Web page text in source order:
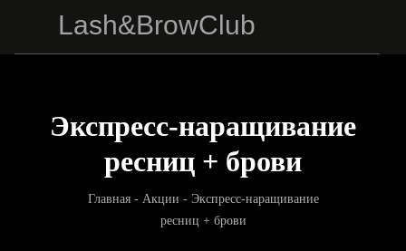
Lash&BrowClub
Экспресс-наращивание
ресниц + брови
Главная- Акции - Экспресс-наращивание
ресниц + брови